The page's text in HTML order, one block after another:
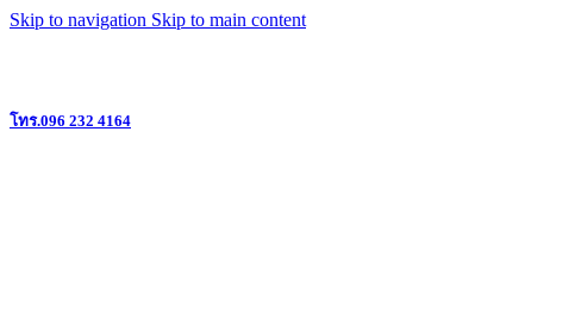
Skip to navigation Skip to main content
โทร.096 232 4164